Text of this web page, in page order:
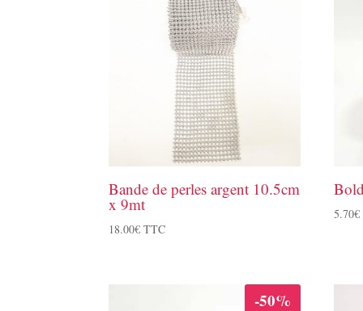
Bande de perles argent 10.5cm
x 9mt
18.00€ TTC
5.70€
-50%